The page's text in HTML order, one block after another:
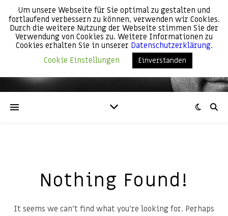
Günter Weber
My point of view!
Nothing Found!
It seems we can't find what you're looking for. Perhaps
Um unsere Webseite für Sie optimal zu gestalten und
fortlaufend verbessern zu können, verwenden wir Cookies.
Durch die weitere Nutzung der Webseite stimmen Sie der
Verwendung von Cookies zu. Weitere Informationen zu
Cookies erhalten Sie in unserer Datenschutzerklärung.
Cookie Einstellungen
Einverstanden